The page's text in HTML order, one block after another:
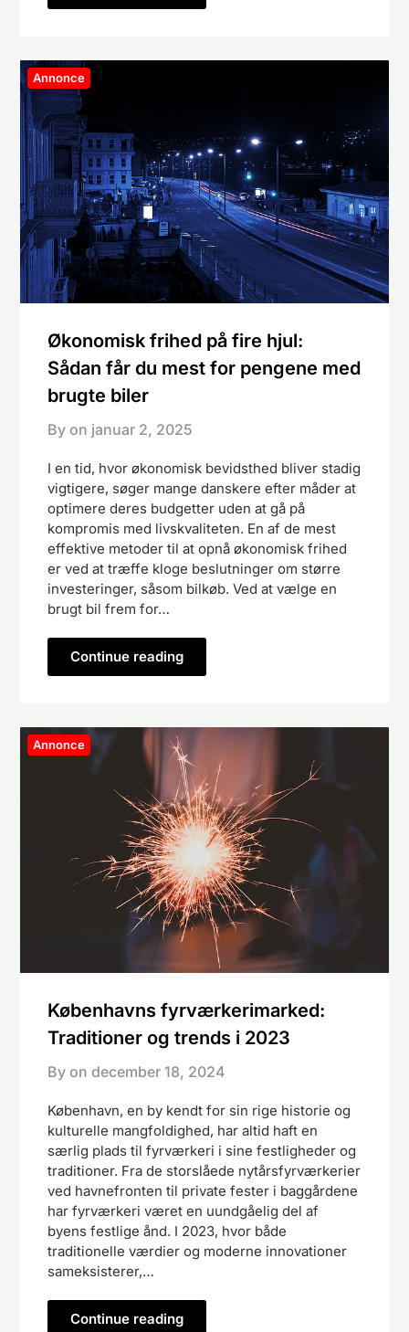
Annonce
Økonomisk frihed på fire hjul:
Sådan får du mest for pengene med
brugte biler
By on januar 2, 2025
I en tid, hvor økonomisk bevidsthed bliver stadig
vigtigere, søger mange danskere efter måder at
optimere deres budgetter uden at gå på
kompromis med livskvaliteten. En af de mest
effektive metoder til at opnå økonomisk frihed
er ved at træffe kloge beslutninger om større
investeringer, såsom bilkøb. Ved at vælge en
brugt bil frem for…
Continue reading
Annonce
Københavns fyrværkerimarked:
Traditioner og trends i 2023
By on december 18, 2024
København, en by kendt for sin rige historie og
kulturelle mangfoldighed, har altid haft en
særlig plads til fyrværkeri i sine festligheder og
traditioner. Fra de storslåede nytårsfyrværkerier
ved havnefronten til private fester i baggårdene
har fyrværkeri været en uundgåelig del af
byens festlige ånd. I 2023, hvor både
traditionelle værdier og moderne innovationer
sameksisterer,…
Continue reading